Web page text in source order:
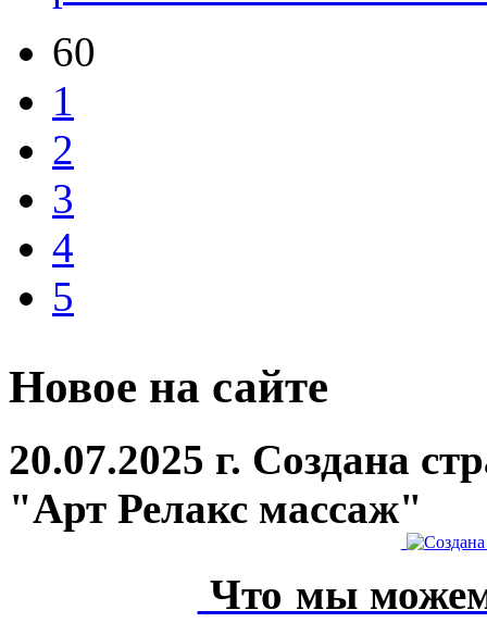
60
1
2
3
4
5
Новое на сайте
20.07.2025 г. Создана
"Арт Релакс массаж"
Что мы